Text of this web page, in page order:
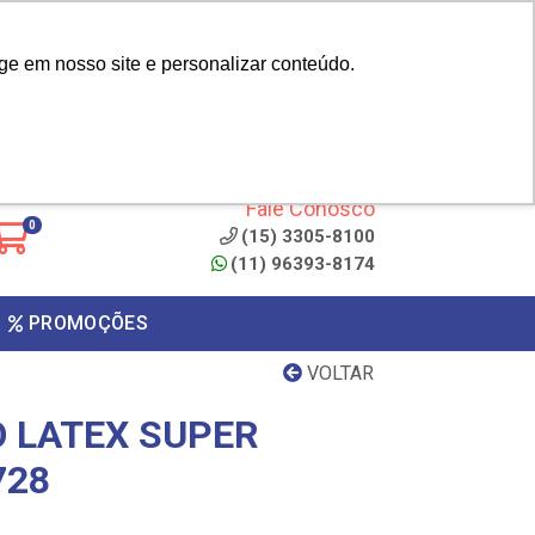
em nosso site e personalizar conteúdo.
0
Fale Conosco
(15) 3305-8100
(11) 96393-8174
PROMOÇÕES
VOLTAR
LATEX SUPER